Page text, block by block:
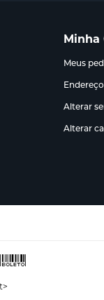
Minha
Meus
Alterar
Alterar